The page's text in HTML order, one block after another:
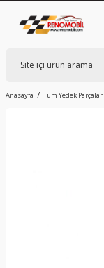
Anasayfa Tüm Yedek Parçalar